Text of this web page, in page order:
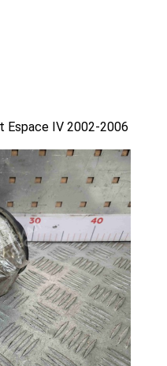
Espace IV 2002-2006